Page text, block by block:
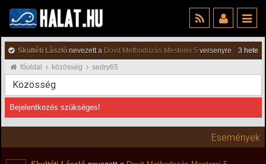
Skultéti László nevezett a Dovit Methodozás Mesterei 5 versenyre
3 hete
főoldal
közösség sedry65
Közösség
Bejelentkezés szükséges!
Események